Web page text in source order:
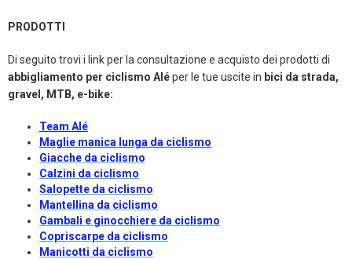
PRODOTTI
Di seguito trovi i link per la consultazione e acquisto dei prodotti di
abbigliamento per ciclismo Aléper le tue uscite in bici da strada,
gravel, MTB, e-bike:
Team Alé
Maglie manica lunga da ciclismo
Giacche da ciclismo
Calzini da ciclismo
Salopette da ciclismo
Mantellina da ciclismo
Gambali e ginocchiere da ciclismo
Copriscarpe da ciclismo
Manicotti da ciclismo